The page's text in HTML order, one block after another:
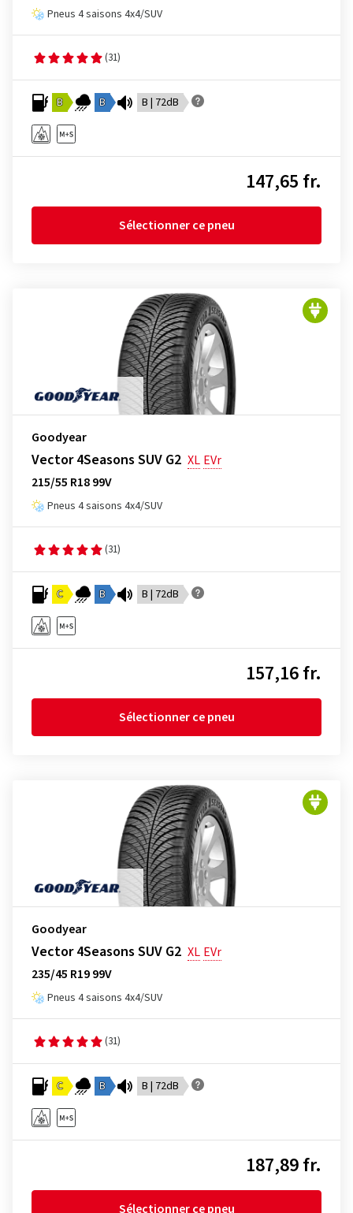
Pneus 4 saisons 4x4/SUV
(31)
B B B | 72dB
147,65 fr.
Sélectionner ce pneu
Goodyear
Vector 4Seasons SUV G2 XL EVr
215/55 R18 99V
Pneus 4 saisons 4x4/SUV
(31)
C B B | 72dB
157,16 fr.
Sélectionner ce pneu
Goodyear
Vector 4Seasons SUV G2 XL EVr
235/45 R19 99V
Pneus 4 saisons 4x4/SUV
(31)
C B B | 72dB
187,89 fr.
Sélectionner ce pneu